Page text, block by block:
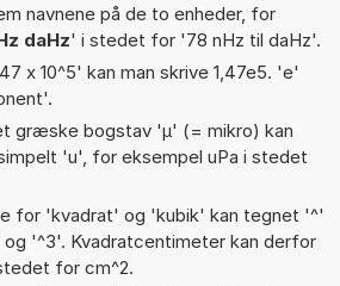
navnene på de to enheder, for
daHz' i stedet for '78 nHz til daHz'.
x 10^5' kan man skrive 1,47e5. 'e'
græske bogstav 'µ' (= mikro) kan
'u', for eksempel uPa i stedet
for 'kvadrat' og 'kubik' kan tegnet '^'
'^3'. Kvadratcentimeter kan derfor
for cm^2.